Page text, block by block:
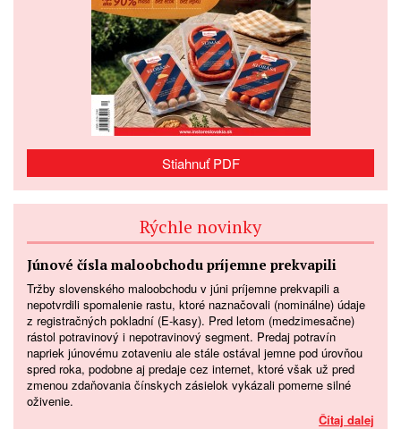
Stiahnuť PDF
Rýchle novinky
Júnové čísla maloobchodu príjemne prekvapili
Tržby slovenského maloobchodu v júni príjemne prekvapili a
nepotvrdili spomalenie rastu, ktoré naznačovali (nominálne) údaje
z registračných pokladní (E-kasy). Pred letom (medzimesačne)
rástol potravinový i nepotravinový segment. Predaj potravín
napriek júnovému zotaveniu ale stále ostával jemne pod úrovňou
spred roka, podobne aj predaje cez internet, ktoré však už pred
zmenou zdaňovania čínskych zásielok vykázali pomerne silné
oživenie.
Čítaj dalej